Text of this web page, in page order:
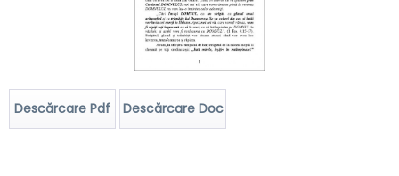
Descărcare Pdf Descărcare Doc